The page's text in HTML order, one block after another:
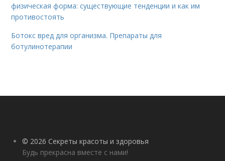
физическая форма: существующие тенденции и как им
противостоять
Ботокс вред для организма. Препараты для
ботулинотерапии
© 2026 Секреты красоты и здоровья
Будь прекрасна вместе с нами!